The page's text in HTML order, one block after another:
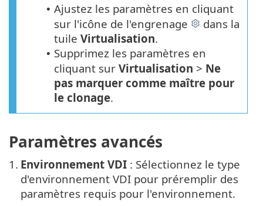
• Ajustez les paramètres en cliquant
sur l'icône de l'engrenage
dans la
tuile Virtualisation.
• Supprimez les paramètres en
cliquant sur Virtualisation > Ne
pas marquer comme maître pour
le clonage.
Paramètres avancés
1. Environnement VDI : Sélectionnez le type
d'environnement VDI pour préremplir des
paramètres requis pour l'environnement.